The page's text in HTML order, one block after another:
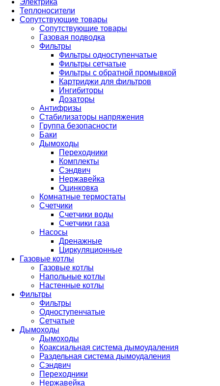
Электрика
Теплоносители
Сопутствующие товары
Сопутствующие товары
Газовая подводка
Фильтры
Фильтры одноступенчатые
Фильтры сетчатые
Фильтры с обратной промывкой
Картриджи для фильтров
Ингибиторы
Дозаторы
Антифризы
Стабилизаторы напряжения
Группа безопасности
Баки
Дымоходы
Переходники
Комплекты
Сэндвич
Нержавейка
Оцинковка
Комнатные термостаты
Счетчики
Счетчики воды
Счетчики газа
Насосы
Дренажные
Циркуляционные
Газовые котлы
Газовые котлы
Напольные котлы
Настенные котлы
Фильтры
Фильтры
Одноступенчатые
Сетчатые
Дымоходы
Дымоходы
Коаксиальная система дымоудаления
Раздельная система дымоудаления
Сэндвич
Переходники
Нержавейка